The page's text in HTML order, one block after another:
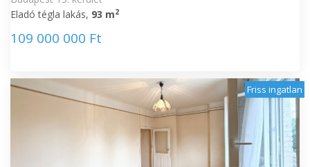
Eladó tégla lakás, 93 m2
109 000 000 Ft
Friss ingatlan